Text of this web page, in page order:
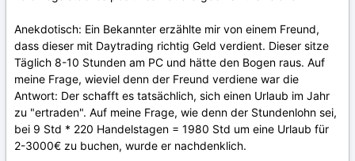
Anekdotisch: Ein Bekannter erzählte mir von einem Freund,
dass dieser mit Daytrading richtig Geld verdient. Dieser sitze
Täglich 8-10 Stunden am PC und hätte den Bogen raus. Auf
meine Frage, wieviel denn der Freund verdiene war die
Antwort: Der schafft es tatsächlich, sich einen Urlaub im Jahr
zu "ertraden". Auf meine Frage, wie denn der Stundenlohn sei,
bei 9 Std * 220 Handelstagen = 1980 Std um eine Urlaub für
2-3000€ zu buchen, wurde er nachdenklich.